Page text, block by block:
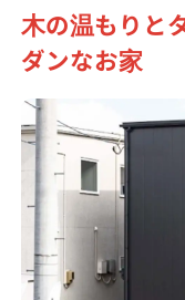
木の温もりと
ダンなお家